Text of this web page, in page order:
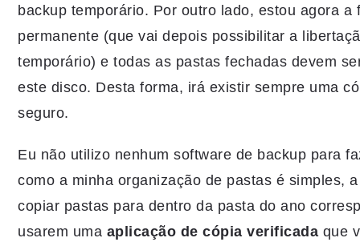
backup temporário. Por outro lado, estou agora a
permanente (que vai depois possibilitar a
temporário) e todas as pastas fechadas devem
este disco. Desta forma, irá existir sempre uma
seguro.
Eu não utilizo nenhum software de backup para
como a minha organização de pastas é simples,
copiar pastas para dentro da pasta do ano
usarem uma aplicação de cópia verificada que